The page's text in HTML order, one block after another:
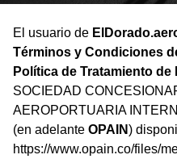
El usuario de
Términos y Condiciones
Política de Tratamiento
SOCIEDAD
AEROPORTUARIA
(en adelante OPAIN)
https://www.opain.co/files/